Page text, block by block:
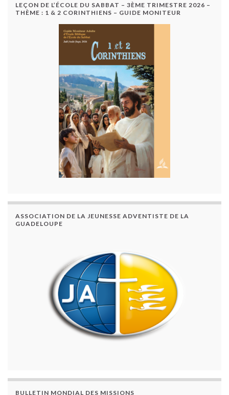
LEÇON DE L’ÉCOLE DU SABBAT – 3ÈME TRIMESTRE 2026 –
THÈME : 1 & 2 CORINTHIENS – GUIDE MONITEUR
ASSOCIATION DE LA JEUNESSE ADVENTISTE DE LA
GUADELOUPE
BULLETIN MONDIAL DES MISSIONS